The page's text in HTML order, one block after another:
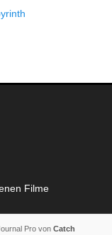
Filme
Pro von Catch